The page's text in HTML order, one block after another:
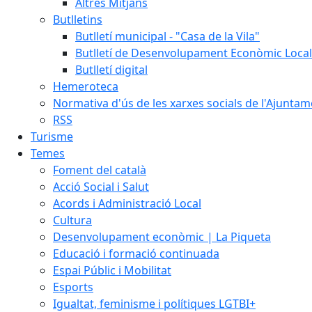
Butlletins
Butlletí municipal - "Casa de la Vila"
Butlletí de Desenvolupament Econòmic Local
Butlletí digital
Hemeroteca
Normativa d'ús de les xarxes socials de
RSS
Turisme
Temes
Foment del català
Acció Social i Salut
Acords i Administració Local
Cultura
Desenvolupament econòmic | La Piqueta
Educació i formació continuada
Espai Públic i Mobilitat
Esports
Igualtat, feminisme i polítiques LGTBI+